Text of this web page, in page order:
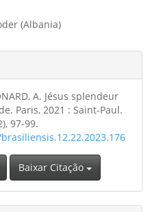
(Albania)
A. Jésus splendeur
Paris, 2021 : Saint-Paul.
97-99.
Baixar Citação